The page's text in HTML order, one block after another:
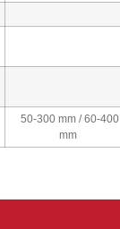
50-300 mm / 60-400
mm